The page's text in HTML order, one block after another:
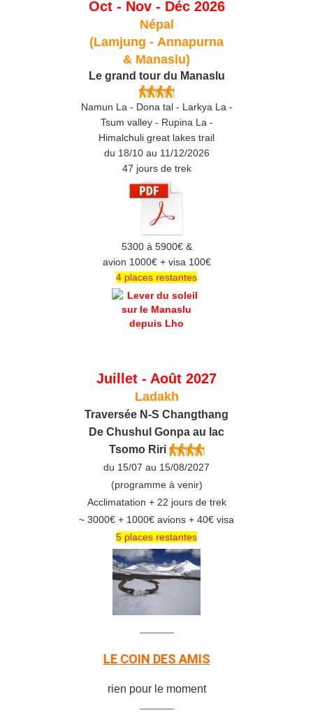
Oct - Nov - Déc 2026
Népal
(Lamjung - Annapurna
& Manaslu)
Le grand tour du Manaslu
Namun La - Dona tal - Larkya La -
Tsum valley - Rupina La -
Himalchuli great lakes trail
du 18/10 au 11/12/2026
47 jours de trek
5300 à 5900€ &
avion 1000€ + visa 100€
4 places restantes
Juillet - Août 2027
Ladakh
Traversée N-S Changthang
De C hushul Gonpa au lac
Tsomo Riri
du 15/07 au 15/08/2027
(programme à venir)
Acclimatation + 22 jours de trek
~ 3000€ + 1000€ avions + 40€ visa
5 places restantes
LE COIN DES AMIS
rien pour le moment